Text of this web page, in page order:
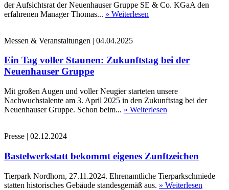
der Aufsichtsrat der Neuenhauser Gruppe SE & Co. KGaA den
erfahrenen Manager Thomas... » Weiterlesen
Messen & Veranstaltungen | 04.04.2025
Ein Tag voller Staunen: Zukunftstag bei der
Neuenhauser Gruppe
Mit großen Augen und voller Neugier starteten unsere
Nachwuchstalente am 3. April 2025 in den Zukunftstag bei der
Neuenhauser Gruppe. Schon beim... » Weiterlesen
Presse | 02.12.2024
Bastelwerkstatt bekommt eigenes Zunftzeichen
Tierpark Nordhorn, 27.11.2024. Ehrenamtliche Tierparkschmiede
statten historisches Gebäude standesgemäß aus. » Weiterlesen